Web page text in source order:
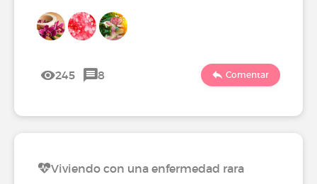
245 8 Comentar
Viviendo con una enfermedad rara